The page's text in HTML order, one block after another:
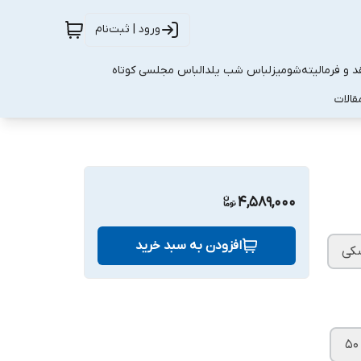
ورود | ثبت‌نام
و فرمالیتهشومیزلباس شب یلدالباس مجلسی کوتاه
۵۰
4,589,000
افزودن به سبد خرید